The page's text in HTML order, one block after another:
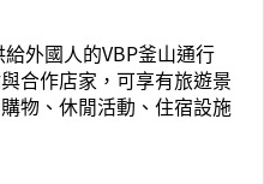
外國人的VBP釜山通行
合作店家，可享有旅遊景
物、休閒活動、住宿設施